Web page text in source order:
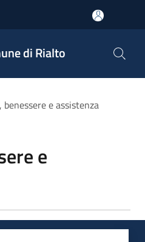
di Rialto
benessere e assistenza
e